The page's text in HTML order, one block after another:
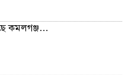
কমলগঞ্জ…